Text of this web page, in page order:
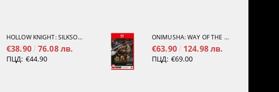
HOLLOW KNIGHT: SILKSONG [PS5]
€38.90 76.08 лв.
ПЦД: €44.90
ONIMUSHA: WAY OF THE SWORD [NINTENDO SWITCH 2]
€63.90 124.98 лв.
ПЦД: €69.00